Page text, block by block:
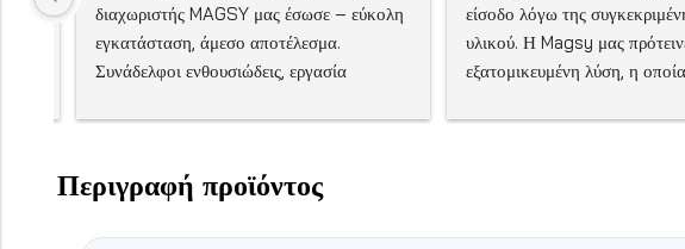
διαχωριστής MAGSY μας έσωσε – εύκολη
εγκατάσταση, άμεσο αποτέλεσμα.
Συνάδελφοι ενθουσιώδεις, εργασία
είσοδο λόγω της
υλικού. Η Magsy μας
εξατομικευμένη λύση, η
άποψης. Η παράδοση
επιφύλαξη. Η απόδοση
Περιγραφή προϊόντος